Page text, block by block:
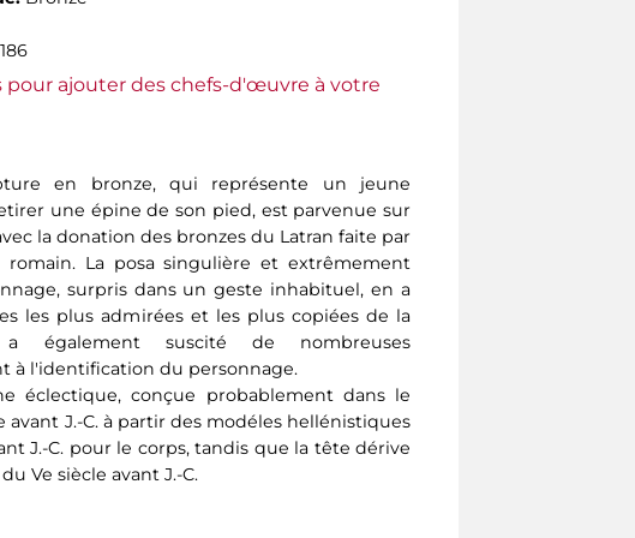
pour ajouter des chefs-d'œuvre à votre
en bronze, qui représente un jeune
une épine de son pied, est parvenue sur
la donation des bronzes du Latran faite par
romain. La posa singulière et extrêmement
surpris dans un geste inhabituel, en a
les plus admirées et les plus copiées de la
a également suscité de nombreuses
à l'identification du personnage.
éclectique, conçue probablement dans le
avant J.-C. à partir des modéles hellénistiques
J.-C. pour le corps, tandis que la tête dérive
Ve siècle avant J.-C.